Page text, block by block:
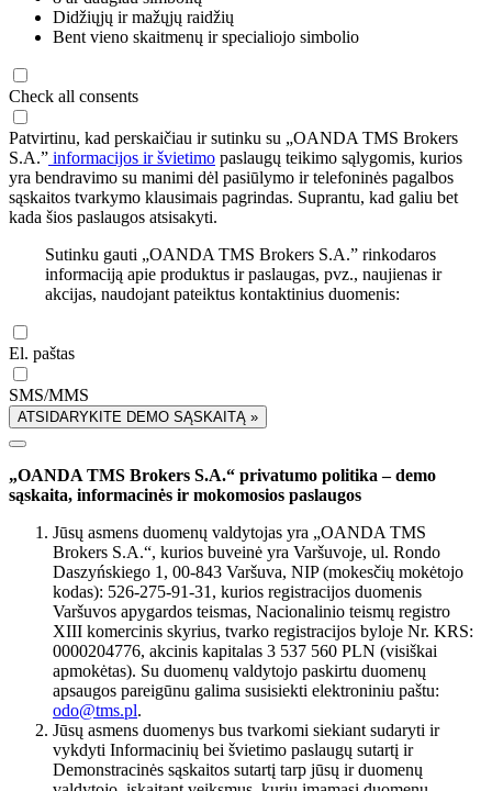
Didžiųjų ir mažųjų raidžių
Bent vieno skaitmenų ir specialiojo simbolio
Check all consents
Patvirtinu, kad perskaičiau ir sutinku su „OANDA TMS Brokers
S.A.” informacijos ir švietimo paslaugų teikimo sąlygomis, kurios
yra bendravimo su manimi dėl pasiūlymo ir telefoninės pagalbos
sąskaitos tvarkymo klausimais pagrindas. Suprantu, kad galiu bet
kada šios paslaugos atsisakyti.
Sutinku gauti „OANDA TMS Brokers S.A.” rinkodaros
informaciją apie produktus ir paslaugas, pvz., naujienas ir
akcijas, naudojant pateiktus kontaktinius duomenis:
El. paštas
SMS/MMS
ATSIDARYKITE DEMO SĄSKAITĄ »
„OANDA TMS Brokers S.A.“ privatumo politika – demo
sąskaita, informacinės ir mokomosios paslaugos
Jūsų asmens duomenų valdytojas yra „OANDA TMS
Brokers S.A.“, kurios buveinė yra Varšuvoje, ul. Rondo
Daszyńskiego 1, 00-843 Varšuva, NIP (mokesčių mokėtojo
kodas): 526-275-91-31, kurios registracijos duomenis
Varšuvos apygardos teismas, Nacionalinio teismų registro
XIII komercinis skyrius, tvarko registracijos byloje Nr. KRS:
0000204776, akcinis kapitalas 3 537 560 PLN (visiškai
apmokėtas). Su duomenų valdytojo paskirtu duomenų
apsaugos pareigūnu galima susisiekti elektroniniu paštu:
odo@tms.pl.
Jūsų asmens duomenys bus tvarkomi siekiant sudaryti ir
vykdyti Informacinių bei švietimo paslaugų sutartį ir
Demonstracinės sąskaitos sutartį tarp jūsų ir duomenų